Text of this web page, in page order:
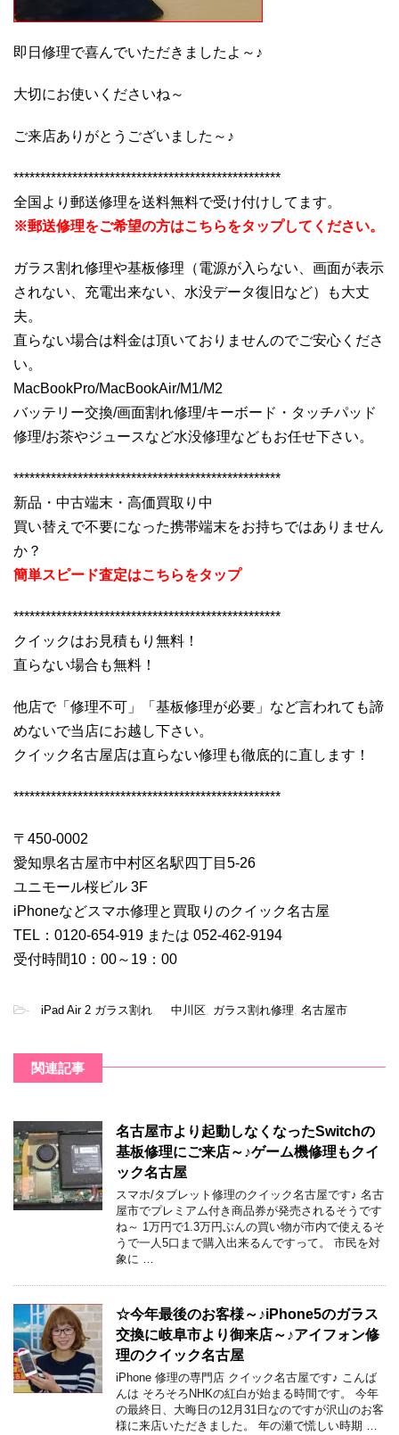
即日修理で喜んでいただきましたよ～♪
大切にお使いくださいね～
ご来店ありがとうございました～♪
**************************************************
全国より郵送修理を送料無料で受け付けしてます。
※郵送修理をご希望の方はこちらをタップしてください。
ガラス割れ修理や基板修理（電源が入らない、画面が表示
されない、充電出来ない、水没データ復旧など）も大丈
夫。
直らない場合は料金は頂いておりませんのでご安心くださ
い。
MacBookPro/MacBookAir/M1/M2
バッテリー交換/画面割れ修理/キーボード・タッチパッド
修理/お茶やジュースなど水没修理などもお任せ下さい。
**************************************************
新品・中古端末・高価買取り中
買い替えで不要になった携帯端末をお持ちではありません
か？
簡単スピード査定はこちらをタップ
**************************************************
クイックはお見積もり無料！
直らない場合も無料！
他店で「修理不可」「基板修理が必要」など言われても諦
めないで当店にお越し下さい。
クイック名古屋店は直らない修理も徹底的に直します！
**************************************************
〒450-0002
愛知県名古屋市中村区名駅四丁目5-26
ユニモール桜ビル 3F
iPhoneなどスマホ修理と買取りのクイック名古屋
TEL：0120-654-919 または 052-462-9194
受付時間10：00～19：00
- iPad Air 2 ガラス割れ 中川区 ガラス割れ修理 名古屋市
関連記事
名古屋市より起動しなくなったSwitchの
基板修理にご来店～♪ゲーム機修理もクイ
ック名古屋
スマホ/タブレット修理のクイック名古屋です♪ 名古
屋市でプレミアム付き商品券が発売されるそうです
ね～ 1万円で1.3万円ぶんの買い物が市内で使えるそ
うで一人5口まで購入出来るんですって。 市民を対
象に …
☆今年最後のお客様～♪iPhone5のガラス
交換に岐阜市より御来店～♪アイフォン修
理のクイック名古屋
iPhone 修理の専門店 クイック名古屋です♪ こんば
んは そろそろNHKの紅白が始まる時間です。 今年
の最終日、大晦日の12月31日なのですが沢山のお客
様に来店いただきました。 年の瀬で慌しい時期 …